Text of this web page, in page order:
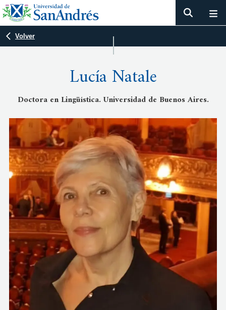
Volver
Lucía Natale
Doctora en Lingüística. Universidad de Buenos Aires.